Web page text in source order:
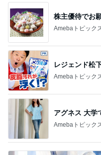
株主優待でお
Amebaトピック
レジェンド松
Amebaトピック
アグネス 大学
Amebaトピック